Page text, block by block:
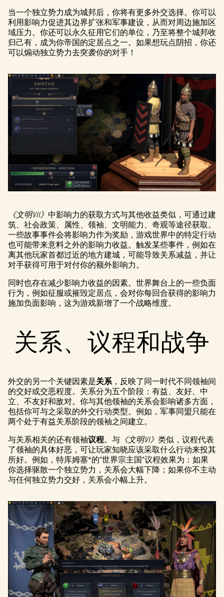
当一个独立势力成为城邦后，你将有更多外交选择。你可以
利用影响力促进其边界扩张和军事建设，从而对周边施加区
域压力。你还可以永久征用它们的单位，乃至将整个城邦收
归己有，成为你帝国的定居点之一。如果想玩点阴招，你还
可以煽动独立势力去突袭你的对手！
《文明VII》 中影响力的获取方式与其他收益类似，可通过建
筑、社会政策、属性、领袖、文明能力、奇观等途径获取。
一些故事事件会将影响力作为奖励，游戏世界中的特定行动
也可能带来意料之外的影响力收益。触发某些事件，例如在
离其他玩家首都过近的地方建城，可能导致关系减益，并让
对手获得可用于对付你的额外影响力。
同时也存在减少影响力收益的因素。世界舞台上的一些负面
行为，例如征服或摧毁定居点，会对你每回合获得的影响力
施加负面影响，这为游戏新增了一个战略维度。
关系、议程和战争
外交的另一个关键因素是关系，反映了同一时代不同领袖间
的交好或交恶程度。关系分为五个阶段：有益、友好、中
立、不友好和敌对。你与其他领袖的关系会影响诸多方面，
包括你可与之采取的外交行动类型。例如，军事同盟只能在
两个处于有益关系阶段的领袖之间建立。
与关系相关的还有领袖议程。与 《文明VI》 类似，议程代表
了领袖的具体好恶，可让玩家知晓应该采取什么行动来投其
所好。例如，特库姆塞*的“世界宗主国”议程效果为：如果
你选择驱散一个独立势力，关系会大幅下降；如果你不主动
与任何独立势力交好，关系会小幅上升。